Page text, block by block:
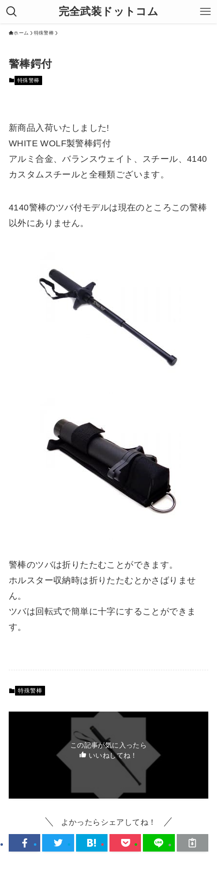
完全武装ドットコム
ホーム 特殊警棒
警棒鍔付
特殊警棒
新商品入荷いたしました!
WHITE WOLF製警棒鍔付
アルミ合金、バランスウェイト、スチール、4140
カスタムスチールと全種類ございます。
4140警棒のツバ付モデルは現在のところこの警棒
以外にありません。
警棒のツバは折りたたむことができます。
ホルスター収納時は折りたたむとかさばりませ
ん。
ツバは回転式で簡単に十字にすることができま
す。
特殊警棒
この記事が気に入ったら
いいねしてね！
よかったらシェアしてね！